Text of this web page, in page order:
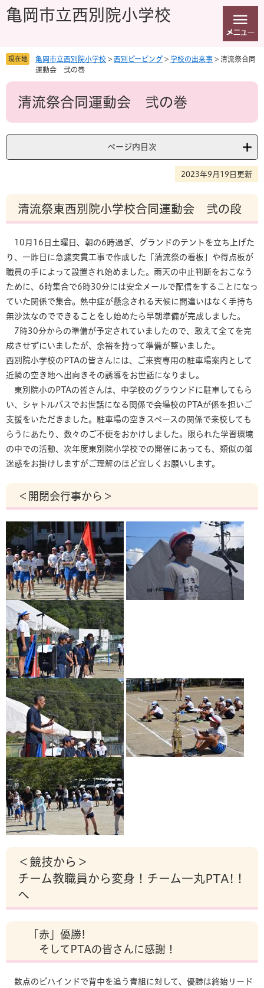
先
を
本
亀岡市立西別院小学校
現在地 亀岡市立西別院小学校 > 西別ピーピング > 学校の出来事 > 清流祭合同
運動会 弐の巻
本
清流祭合同運動会 弐の巻
ページ内目次
2023年9月19日更新
清流祭東西別院小学校合同運動会 弐の段
10月16日土曜日、朝の6時過ぎ、グランドのテントを立ち上げた
り、一昨日に急遽突貫工事で作成した「清流祭の看板」や得点板が
職員の手によって設置され始めました。雨天の中止判断をおこなう
ために、6時集合で6時30分には安全メールで配信をすることになっ
ていた関係で集合。熱中症が懸念される天候に間違いはなく手持ち
無沙汰なのでできることをし始めたら早朝準備が完成しました。
7時30分からの準備が予定されていましたので、敢えて全てを完
成させずにいましたが、余裕を持って準備が整いました。
西別院小学校のPTAの皆さんには、ご来賓専用の駐車場案内として
近隣の空き地へ出向きその誘導をお世話になりまし。
東別院小のPTAの皆さんは、中学校のグラウンドに駐車してもら
い、シャトルバスでお世話になる関係で会場校のPTAが係を担いご
支援をいただきました。駐車場の空きスペースの関係で来校しても
らうにあたり、数々のご不便をおかけしました。限られた学習環境
の中での活動、次年度東別院小学校での開催にあっても、類似の御
迷惑をお掛けしますがご理解のほど宜しくお願いします。
＜開閉会行事から＞
＜競技から＞
チーム教職員から変身！チーム一丸PTA!！
へ
「赤」優勝!
そしてPTAの皆さんに感謝！
数点のビハインドで背中を追う青組に対して、優勝は終始リード